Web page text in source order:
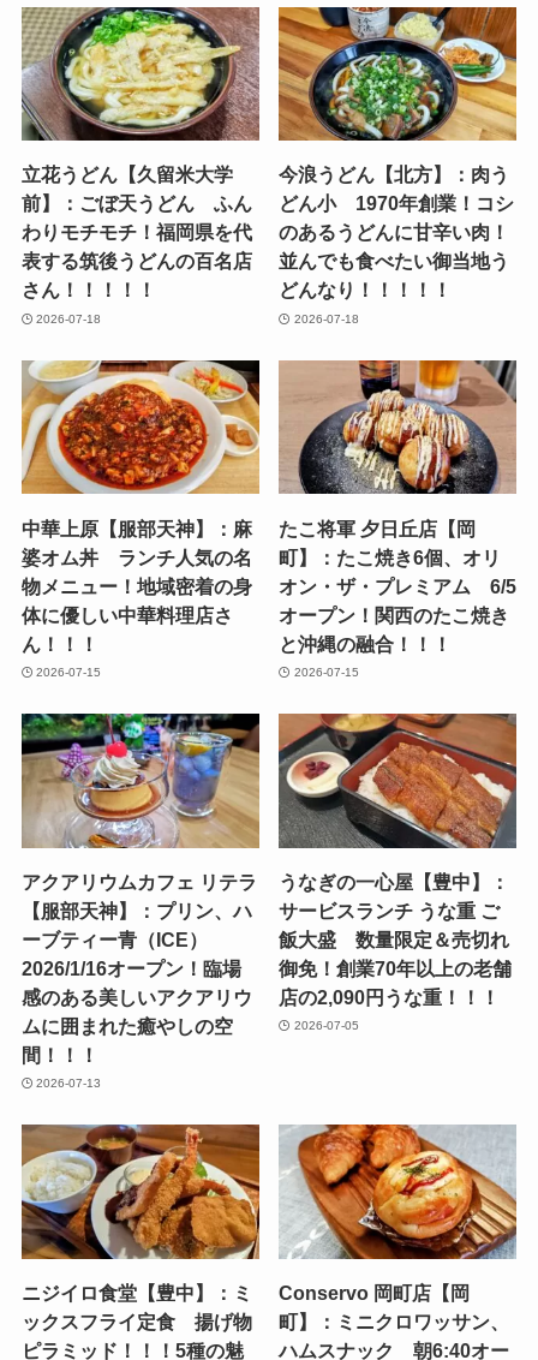
立花うどん【久留米大学
前】：ごぼ天うどん ふん
わりモチモチ！福岡県を代
表する筑後うどんの百名店
さん！！！！！
2026-07-18
今浪うどん【北方】：肉う
どん小 1970年創業！コシ
のあるうどんに甘辛い肉！
並んでも食べたい御当地う
どんなり！！！！！
2026-07-18
中華上原【服部天神】：麻
婆オム丼 ランチ人気の名
物メニュー！地域密着の身
体に優しい中華料理店さ
ん！！！
2026-07-15
たこ将軍 夕日丘店【岡
町】：たこ焼き6個、オリ
オン・ザ・プレミアム 6/5
オープン！関西のたこ焼き
と沖縄の融合！！！
2026-07-15
アクアリウムカフェ リテラ
【服部天神】：プリン、ハ
ーブティー青（ICE）
2026/1/16オープン！臨場
感のある美しいアクアリウ
ムに囲まれた癒やしの空
間！！！
2026-07-13
うなぎの一心屋【豊中】：
サービスランチ うな重 ご
飯大盛 数量限定＆売切れ
御免！創業70年以上の老舗
店の2,090円うな重！！！
2026-07-05
ニジイロ食堂【豊中】：ミ
ックスフライ定食 揚げ物
ピラミッド！！！5種の魅
Conservo 岡町店【岡
町】：ミニクロワッサン、
ハムスナック 朝6:40オー